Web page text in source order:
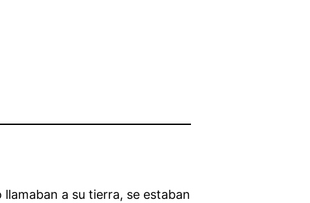
a su tierra, se estaban